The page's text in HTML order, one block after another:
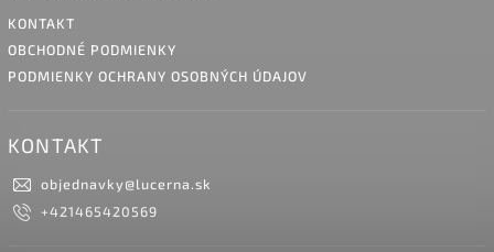
KONTAKT
OBCHODNÉ PODMIENKY
PODMIENKY OCHRANY OSOBNÝCH ÚDAJOV
KONTAKT
objednavky@lucerna.sk
+421465420569